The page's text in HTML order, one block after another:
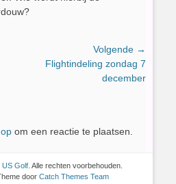
Volgende →
VolgendFlightindeling zondag 7
december
om een reactie te plaatsen.
US Golf . Alle rechten voorbehouden.
door Catch Themes Team